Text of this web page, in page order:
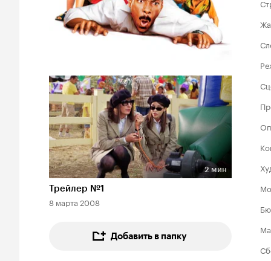
Длительность 2 мин
2 мин
Трейлер №1
8 марта 2008
Добавить в папку